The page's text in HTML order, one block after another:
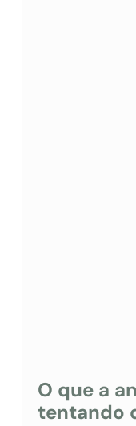
O que a
tentando